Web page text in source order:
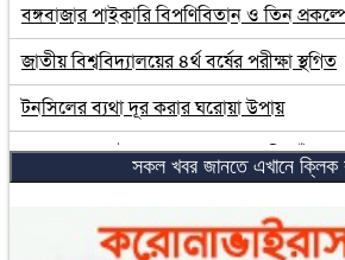
বঙ্গবাজার পাইকারি বিপণিবিতান ও তিন
জাতীয় বিশ্ববিদ্যালয়ের ৪র্থ বর্ষের পরীক্ষা স্থগিত
টনসিলের ব্যথা দূর করার ঘরোয়া উপায়
ব্রহ্মপুত্র নদে নৌকা থেকে পড়ে যুবক নিখোঁজ
রংপুরে পৃথক ঘটনায় দুই কৃষকের মৃত্যু
সকল খবর জানতে এখানে